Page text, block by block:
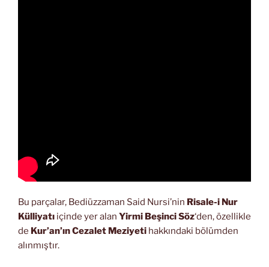
Bu parçalar, Bediüzzaman Said Nursi’nin Risale-i Nur
Külliyatı içinde yer alan Yirmi Beşinci Söz‘den, özellikle
de Kur’an’ın Cezalet Meziyeti hakkındaki bölümden
alınmıştır.